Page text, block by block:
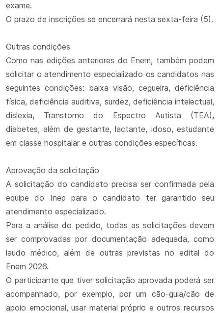
exame.
O prazo de inscrições se encerrará nesta sexta-feira (5).
Outras condições
Como nas edições anteriores do Enem, também podem
solicitar o atendimento especializado os candidatos nas
seguintes condições: baixa visão, cegueira, deficiência
física, deficiência auditiva, surdez, deficiência intelectual,
dislexia, Transtorno do Espectro Autista (TEA),
diabetes, além de gestante, lactante, idoso, estudante
em classe hospitalar e outras condições específicas.
Aprovação da solicitação
A solicitação do candidato precisa ser confirmada pela
equipe do Inep para o candidato ter garantido seu
atendimento especializado.
Para a análise do pedido, todas as solicitações devem
ser comprovadas por documentação adequada, como
laudo médico, além de outras previstas no edital do
Enem 2026.
O participante que tiver solicitação aprovada poderá ser
acompanhado, por exemplo, por um cão-guia/cão de
apoio emocional, usar material próprio e outros recursos